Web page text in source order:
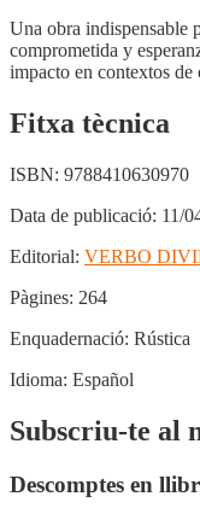
Una obra indispensable
comprometida y
impacto en contextos
Fitxa tècnica
ISBN: 9788410630970
Data de publicació: 11/
Editorial: VERBO
Pàgines: 264
Enquadernació: Rústica
Idioma: Español
Subscriu-te al
Descomptes en